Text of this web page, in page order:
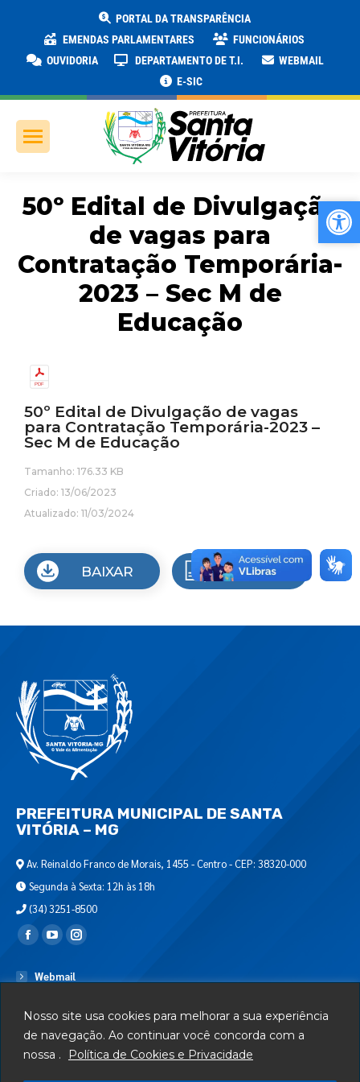
Nosso site usa cookies para melhorar a sua experiência
de navegação. Ao continuar você concorda com a
nossa .
Política de Cookies e Privacidade
PORTAL DA TRANSPARÊNCIA
EMENDAS PARLAMENTARES
FUNCIONÁRIOS
OUVIDORIA
DEPARTAMENTO DE T.I.
WEBMAIL
E-SIC
50º Edital de Divulgação
de vagas para
Contratação Temporária-
2023 – Sec M de
Educação
50º Edital de Divulgação de vagas
para Contratação Temporária-2023 –
Sec M de Educação
Tamanho: 176.33 KB
Criado: 13/06/2023
Atualizado: 11/03/2024
BAIXAR VISUALIZAR
PREFEITURA MUNICIPAL DE SANTA
VITÓRIA – MG
Av. Reinaldo Franco de Morais, 1455 - Centro - CEP: 38320-000
Segunda à Sexta: 12h às 18h
(34) 3251-8500
Encontre-nos em:
Webmail
Serviços
Telefones Úteis